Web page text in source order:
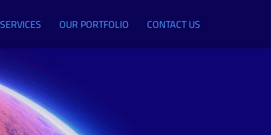
OUR PORTFOLIO CONTACT US